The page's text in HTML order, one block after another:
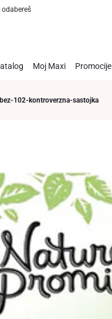
odabereš
Moj Maxi Promocije
102-kontroverzna-sastojka